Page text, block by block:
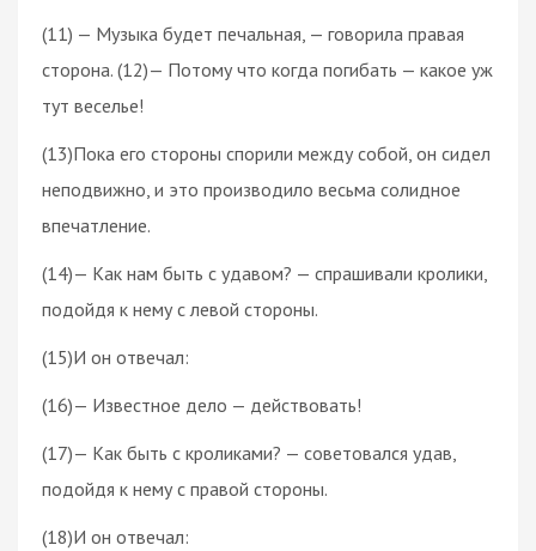
(11) — Музыка будет печальная, — говорила правая
сторона. (12)— Потому что когда погибать — какое уж
тут веселье!
(13)Пока его стороны спорили между собой, он сидел
неподвижно, и это производило весьма солидное
впечатление.
(14)— Как нам быть с удавом? — спрашивали кролики,
подойдя к нему с левой стороны.
(15)И он отвечал:
(16)— Известное дело — действовать!
(17)— Как быть с кроликами? — советовался удав,
подойдя к нему с правой стороны.
(18)И он отвечал: